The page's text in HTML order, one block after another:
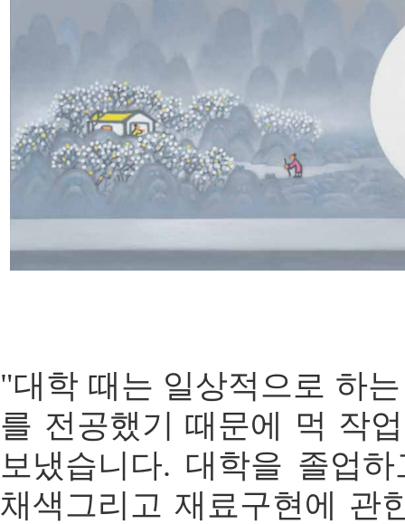
"대학 때는 일상적으로 하
를 전공했기 때문에 먹 작
보냈습니다. 대학을 졸업
채색그리고 재료구현에 관